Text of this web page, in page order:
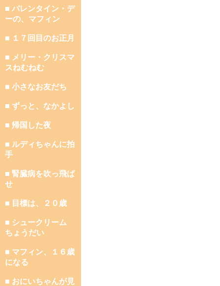
■ バレンタイン・デ
ーの、マフィン
■ １７回目のお正月
■ メリー・クリスマ
スねむねむ
■ 小さなお友だち
■ ずっと、なかよし
■ 帰国した夜
■ ルディちゃんに拍
手
■ 腎臓病を吹っ飛ば
せ
■ 目標は、２０歳
■ シュークリーム
ちょうだい
■ マフィン、１６歳
になる
■ おにいちゃんが見